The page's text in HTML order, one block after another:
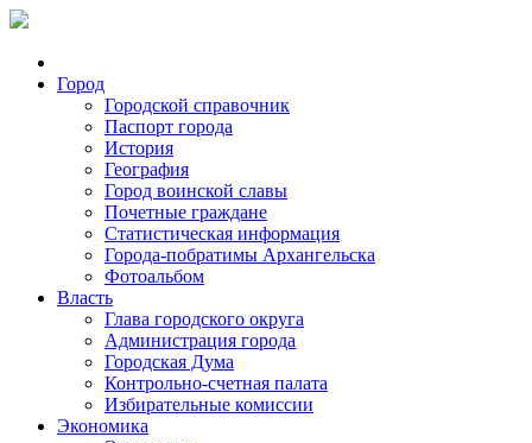
Город
Городской справочник
Паспорт города
История
География
Город воинской славы
Почетные граждане
Статистическая информация
Города-побратимы Архангельска
Фотоальбом
Власть
Глава городского округа
Администрация города
Городская Дума
Контрольно-счетная палата
Избирательные комиссии
Экономика